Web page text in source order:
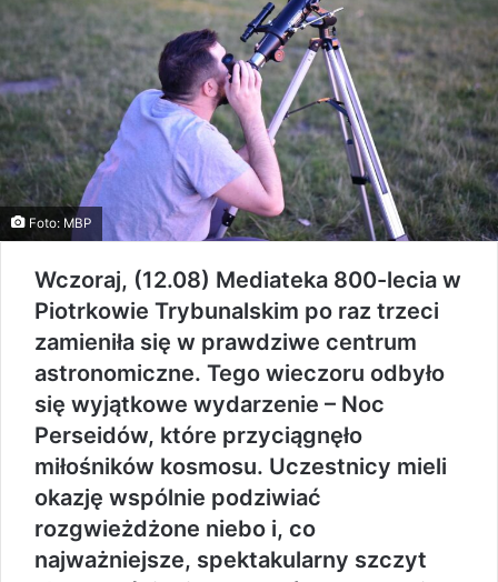
Foto: MBP
Wczoraj, (12.08) Mediateka 800-lecia w
Piotrkowie Trybunalskim po raz trzeci
zamieniła się w prawdziwe centrum
astronomiczne. Tego wieczoru odbyło
się wyjątkowe wydarzenie – Noc
Perseidów, które przyciągnęło
miłośników kosmosu. Uczestnicy mieli
okazję wspólnie podziwiać
rozgwieżdżone niebo i, co
najważniejsze, spektakularny szczyt